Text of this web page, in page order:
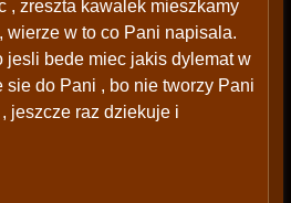
, zreszta kawalek mieszkamy
wierze w to co Pani napisala.
jesli bede miec jakis dylemat w
sie do Pani , bo nie tworzy Pani
jeszcze raz dziekuje i